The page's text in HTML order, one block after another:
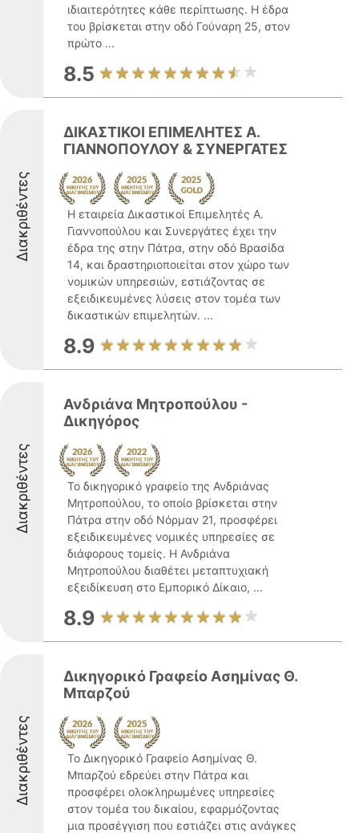
ιδιαιτερότητες κάθε περίπτωσης. Η έδρα
του βρίσκεται στην οδό Γούναρη 25, στον
πρώτο ...
8.5
Διακριθέντες
ΔΙΚΑΣΤΙΚΟΙ ΕΠΙΜΕΛΗΤΕΣ Α.
ΓΙΑΝΝΟΠΟΥΛΟΥ & ΣΥΝΕΡΓΑΤΕΣ
Η εταιρεία Δικαστικοί Επιμελητές Α.
Γιαννοπούλου και Συνεργάτες έχει την
έδρα της στην Πάτρα, στην οδό Βρασίδα
14, και δραστηριοποιείται στον χώρο των
νομικών υπηρεσιών, εστιάζοντας σε
εξειδικευμένες λύσεις στον τομέα των
δικαστικών επιμελητών. ...
8.9
Διακριθέντες
Ανδριάνα Μητροπούλου -
Δικηγόρος
Το δικηγορικό γραφείο της Ανδριάνας
Μητροπούλου, το οποίο βρίσκεται στην
Πάτρα στην οδό Νόρμαν 21, προσφέρει
εξειδικευμένες νομικές υπηρεσίες σε
διάφορους τομείς. Η Ανδριάνα
Μητροπούλου διαθέτει μεταπτυχιακή
εξειδίκευση στο Εμπορικό Δίκαιο, ...
8.9
Διακριθέντες
Δικηγορικό Γραφείο Ασημίνας Θ.
Μπαρζού
Το Δικηγορικό Γραφείο Ασημίνας Θ.
Μπαρζού εδρεύει στην Πάτρα και
προσφέρει ολοκληρωμένες υπηρεσίες
στον τομέα του δικαίου, εφαρμόζοντας
μια προσέγγιση που εστιάζει στις ανάγκες